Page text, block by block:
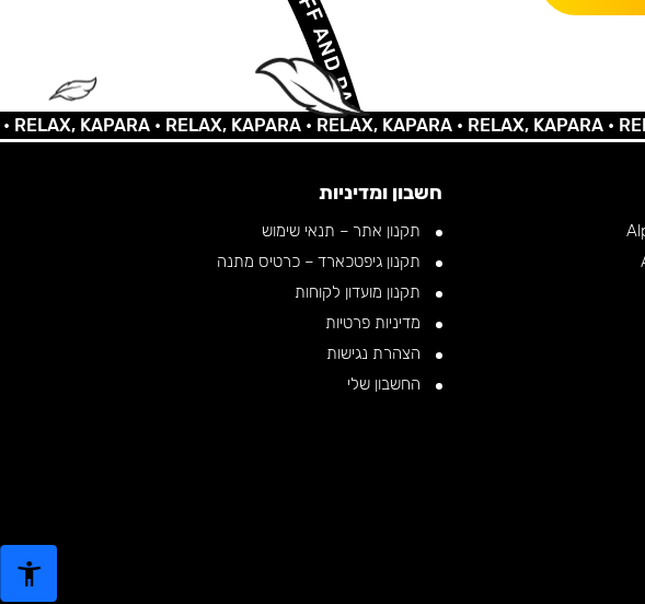
KAPARA •RELAX, KAPARA •RELAX, KAPARA •RELAX, KAPARA •
חשבון ומדיניות
תקנון אתר – תנאי שימוש
תקנון גיפטכארד – כרטיס מתנה
תקנון מועדון לקוחות
מדיניות פרטיות
הצהרת נגישות
החשבון שלי